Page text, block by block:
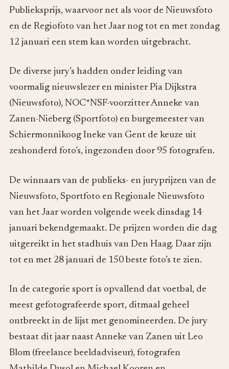
Publieksprijs, waarvoor net als voor de Nieuwsfoto
en de Regiofoto van het Jaar nog tot en met zondag
12 januari een stem kan worden uitgebracht.
De diverse jury’s hadden onder leiding van
voormalig nieuwslezer en minister Pia Dijkstra
(Nieuwsfoto), NOC*NSF-voorzitter Anneke van
Zanen-Nieberg (Sportfoto) en burgemeester van
Schiermonnikoog Ineke van Gent de keuze uit
zeshonderd foto’s, ingezonden door 95 fotografen.
De winnaars van de publieks- en juryprijzen van de
Nieuwsfoto, Sportfoto en Regionale Nieuwsfoto
van het Jaar worden volgende week dinsdag 14
januari bekendgemaakt. De prijzen worden die dag
uitgereikt in het stadhuis van Den Haag. Daar zijn
tot en met 28 januari de 150 beste foto’s te zien.
In de categorie sport is opvallend dat voetbal, de
meest gefotografeerde sport, ditmaal geheel
ontbreekt in de lijst met genomineerden. De jury
bestaat dit jaar naast Anneke van Zanen uit Leo
Blom (freelance beeldadviseur), fotografen